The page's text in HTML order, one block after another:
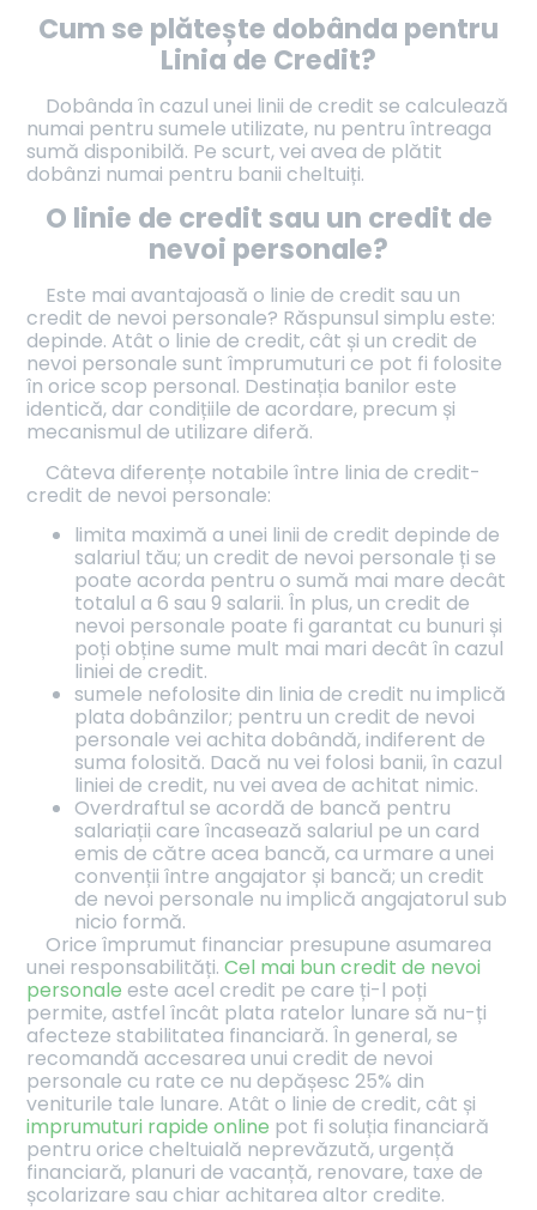
Cum se plătește dobânda pentru
Linia de Credit?
Dobânda în cazul unei linii de credit se calculează
numai pentru sumele utilizate, nu pentru întreaga
sumă disponibilă. Pe scurt, vei avea de plătit
dobânzi numai pentru banii cheltuiți.
O linie de credit sau un credit de
nevoi personale?
Este mai avantajoasă o linie de credit sau un
credit de nevoi personale? Răspunsul simplu este:
depinde. Atât o linie de credit, cât și un credit de
nevoi personale sunt împrumuturi ce pot fi folosite
în orice scop personal. Destinația banilor este
identică, dar condițiile de acordare, precum și
mecanismul de utilizare diferă.
Câteva diferențe notabile între linia de credit-
credit de nevoi personale:
limita maximă a unei linii de credit depinde de
salariul tău; un credit de nevoi personale ți se
poate acorda pentru o sumă mai mare decât
totalul a 6 sau 9 salarii. În plus, un credit de
nevoi personale poate fi garantat cu bunuri și
poți obține sume mult mai mari decât în cazul
liniei de credit.
sumele nefolosite din linia de credit nu implică
plata dobânzilor; pentru un credit de nevoi
personale vei achita dobândă, indiferent de
suma folosită. Dacă nu vei folosi banii, în cazul
liniei de credit, nu vei avea de achitat nimic.
Overdraftul se acordă de bancă pentru
salariații care încasează salariul pe un card
emis de către acea bancă, ca urmare a unei
convenții între angajator și bancă; un credit
de nevoi personale nu implică angajatorul sub
nicio formă.
Orice împrumut financiar presupune asumarea
unei responsabilități.Cel mai bun credit de nevoi
personale este acel credit pe care ți-l poți
permite, astfel încât plata ratelor lunare să nu-ți
afecteze stabilitatea financiară. În general, se
recomandă accesarea unui credit de nevoi
personale cu rate ce nu depășesc 25% din
veniturile tale lunare. Atât o linie de credit, cât și
imprumuturi rapide online pot fi soluția financiară
pentru orice cheltuială neprevăzută, urgență
financiară, planuri de vacanță, renovare, taxe de
școlarizare sau chiar achitarea altor credite.